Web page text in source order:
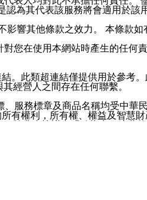
認證官方帳號的通知型訊息。
為其代表該服務將會適用於該
響其他條款之效力。 本條款
您在使用本網站時產生的任
。此類超連結僅提供用於參考
經營人之間存在任何聯繫。
服務標章及商品名稱均受中華
有權利，所有權、權益及智慧